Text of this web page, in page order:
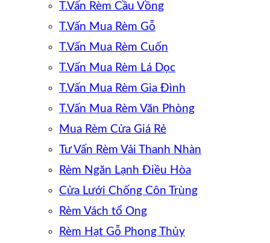
T.Vấn Rèm Cầu Vồng
T.Vấn Mua Rèm Gỗ
T.Vấn Mua Rèm Cuốn
T.Vấn Mua Rèm Lá Dọc
T.Vấn Mua Rèm Gia Đình
T.Vấn Mua Rèm Văn Phòng
Mua Rèm Cửa Giá Rẻ
Tư Vấn Rèm Vải Thanh Nhàn
Rèm Ngăn Lạnh Điều Hòa
Cửa Lưới Chống Côn Trùng
Rèm Vách tổ Ong
Rèm Hạt Gỗ Phong Thủy